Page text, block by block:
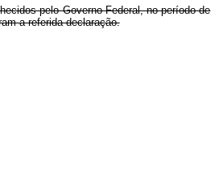
pelo Governo Federal, no período de
a referida declaração.